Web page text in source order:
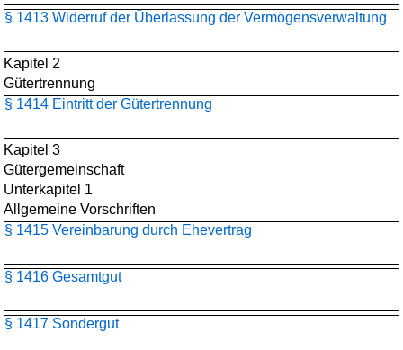
§ 1413 Widerruf der Überlassung der Vermögensverwaltung
Kapitel 2
Gütertrennung
§ 1414 Eintritt der Gütertrennung
Kapitel 3
Gütergemeinschaft
Unterkapitel 1
Allgemeine Vorschriften
§ 1415 Vereinbarung durch Ehevertrag
§ 1416 Gesamtgut
§ 1417 Sondergut